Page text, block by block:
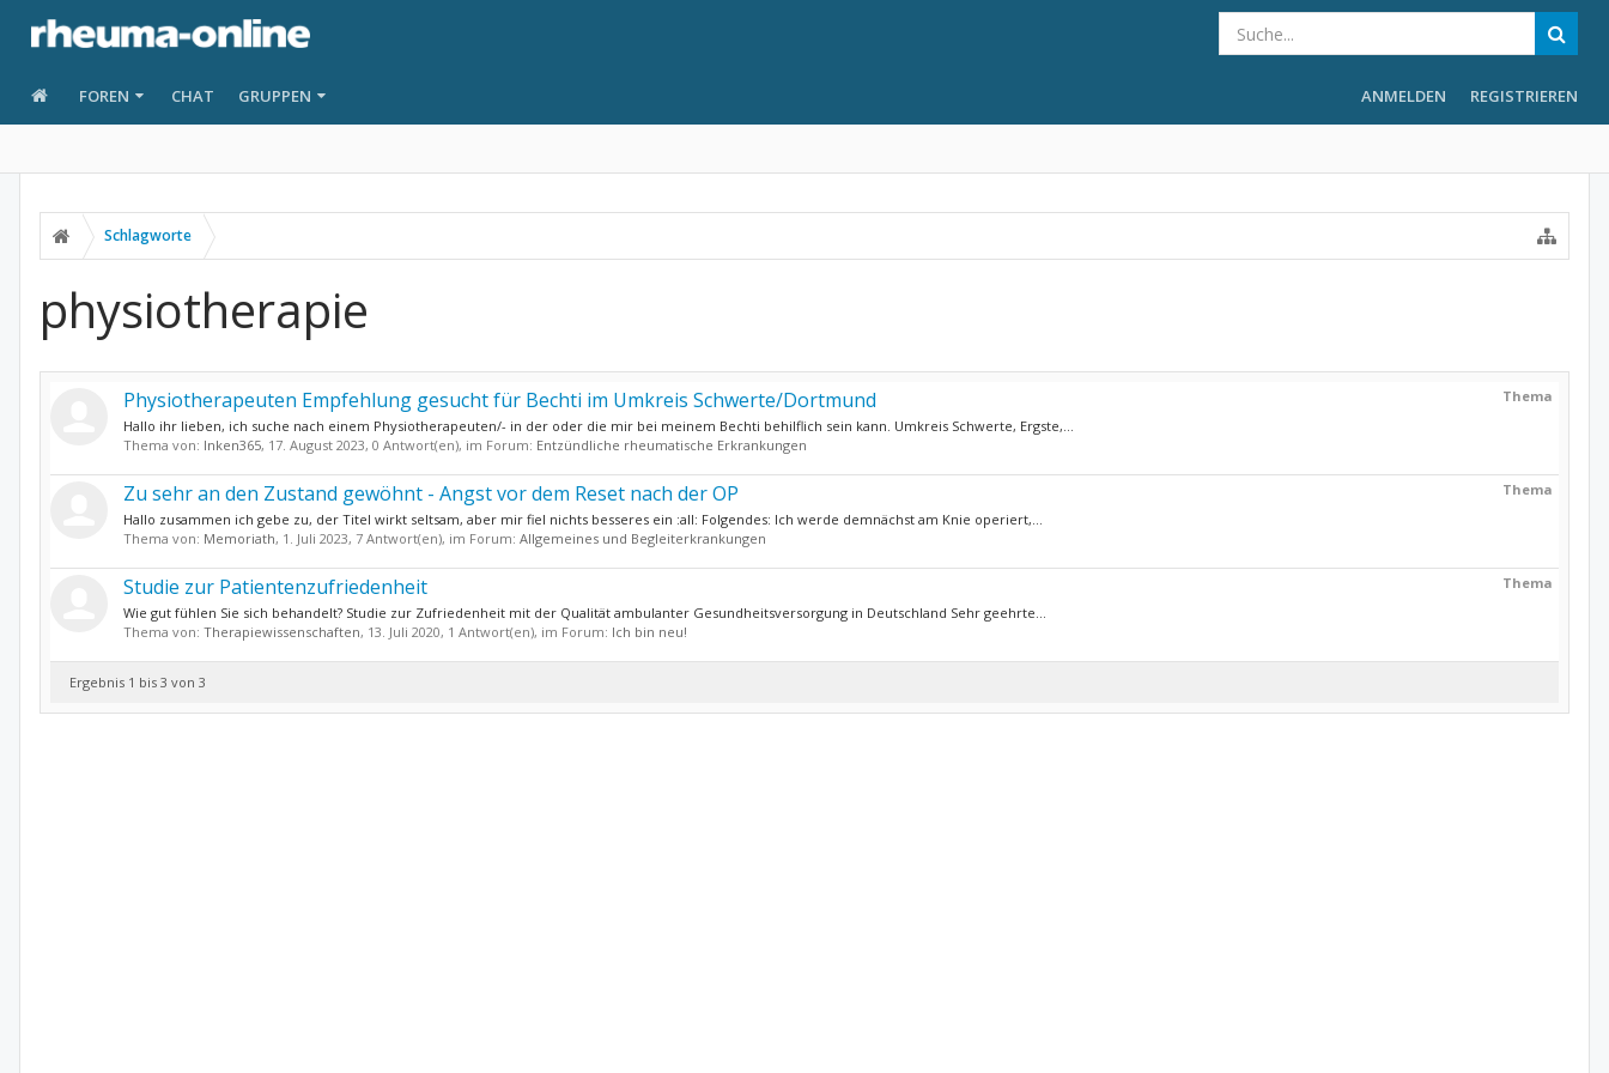
FOREN CHAT GRUPPEN ANMELDEN REGISTRIEREN
Schlagworte
physiotherapie
Thema
Physiotherapeuten Empfehlung gesucht für Bechti im Umkreis Schwerte/Dortmund
Hallo ihr lieben, ich suche nach einem Physiotherapeuten/- in der oder die mir bei meinem Bechti behilflich sein kann. Umkreis Schwerte, Ergste,...
Thema von: Inken365, 17. August 2023, 0 Antwort(en), im Forum: Entzündliche rheumatische Erkrankungen
Thema
Zu sehr an den Zustand gewöhnt - Angst vor dem Reset nach der OP
Hallo zusammen ich gebe zu, der Titel wirkt seltsam, aber mir fiel nichts besseres ein :all: Folgendes: Ich werde demnächst am Knie operiert,...
Thema von: Memoriath, 1. Juli 2023, 7 Antwort(en), im Forum: Allgemeines und Begleiterkrankungen
Thema
Studie zur Patientenzufriedenheit
Wie gut fühlen Sie sich behandelt? Studie zur Zufriedenheit mit der Qualität ambulanter Gesundheitsversorgung in Deutschland Sehr geehrte...
Thema von: Therapiewissenschaften, 13. Juli 2020, 1 Antwort(en), im Forum: Ich bin neu!
Ergebnis 1 bis 3 von 3